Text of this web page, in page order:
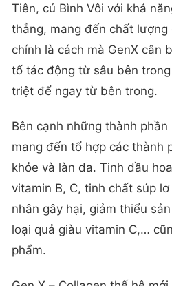
Tiên, củ Bình Vôi với khả
thẳng, mang đến chất
chính là cách mà GenX cân
tố tác động từ sâu bên
triệt để ngay từ bên trong.
Bên cạnh những thành
mang đến tổ hợp các thành
khỏe và làn da. Tinh dầu
vitamin B, C, tinh chất súp
nhân gây hại, giảm thiểu
loại quả giàu vitamin C,…
phẩm.